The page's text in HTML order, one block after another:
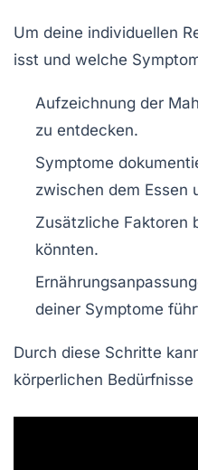
Um deine individuellen
isst und welche
Aufzeichnung der
zu entdecken.
Symptome
zwischen dem Essen
Zusätzliche Faktoren
könnten.
deiner Symptome
Durch diese Schritte
körperlichen Bedürfnisse